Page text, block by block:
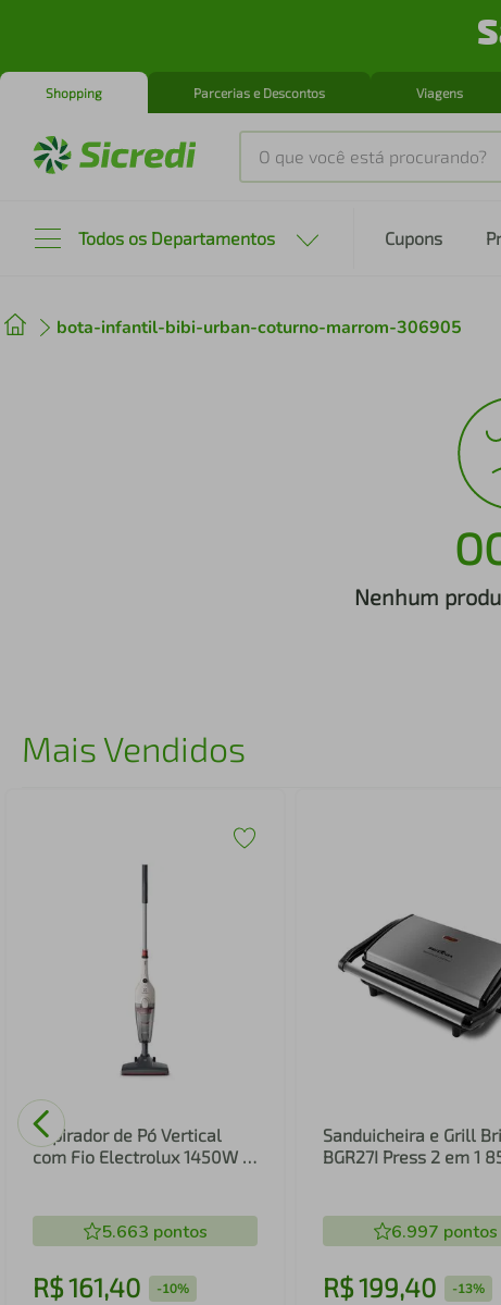
Shopping Parcerias e Descontos Viagens
O que você está procurando?
Todos os Departamentos Cupons
bota-infantil-bibi-urban-coturno-marrom-306905
Nenhum
Mais Vendidos
Aspirador de Pó Vertical
com Fio Electrolux 1450W 2
5.663 pontos
R$161,40 -10%
Sanduicheira e Grill
BGR27I Press 2 em 1
6.997 pontos
R$199,40 -13%
2º cafeteira